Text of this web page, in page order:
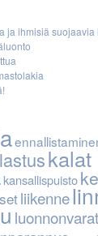
ja ihmisiä suojaavia
kalat
kansallispuisto
liikenne
luonnonvarat